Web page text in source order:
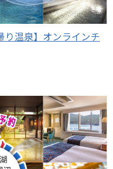
温泉】オンラインチ